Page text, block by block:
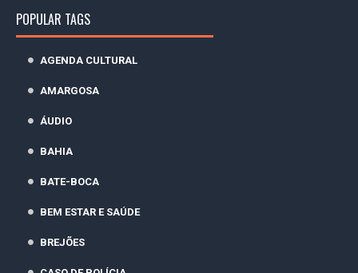
POPULAR TAGS
AGENDA CULTURAL
AMARGOSA
ÁUDIO
BAHIA
BATE-BOCA
BEM ESTAR E SAÚDE
BREJÕES